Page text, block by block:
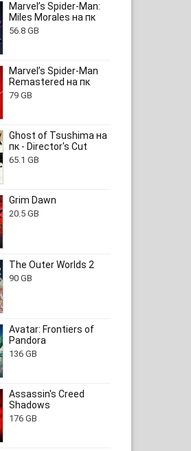
Marvel’s Spider-Man:
Miles Morales на пк
56.8 GB
Marvel’s Spider-Man
Remastered на пк
79 GB
Ghost of Tsushima на
пк - Director's Cut
65.1 GB
Grim Dawn
20.5 GB
The Outer Worlds 2
90 GB
Avatar: Frontiers of
Pandora
136 GB
Assassin's Creed
Shadows
176 GB